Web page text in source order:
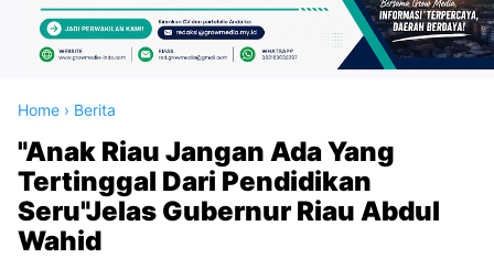
Home › Berita
"Anak Riau Jangan Ada Yang
Tertinggal Dari Pendidikan
Seru"Jelas Gubernur Riau Abdul
Wahid